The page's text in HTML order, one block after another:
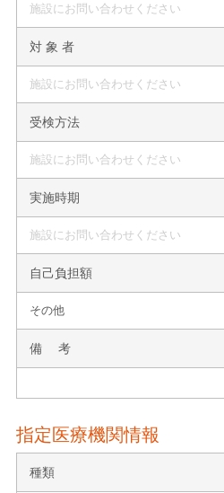
施設にお問い合わせください
対 象 者
施設にお問い合わせください
受検方法
施設にお問い合わせください
実施時期
施設にお問い合わせください
自己負担額
その他
備 考
指定医療機関情報
種類